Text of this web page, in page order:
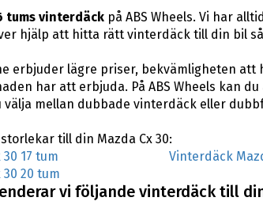
tums vinterdäckpå ABS Wheels. Vi har
hjälp att hitta rätt vinterdäck till din bil
erbjuder lägre priser, bekvämligheten att
har att erbjuda. På ABS Wheels kan
mellan dubbade vinterdäck eller
till din Mazda Cx 30:
17 tum
Vinterdäck
20 tum
vi följande vinterdäck till din